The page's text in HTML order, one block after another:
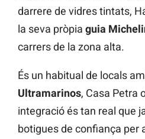
darrere de vidres tintats,
la seva pròpia guia
carrers de la zona alta.
És un habitual de locals
Ultramarinos, Casa Petra
integració és tan real que
botigues de confiança per